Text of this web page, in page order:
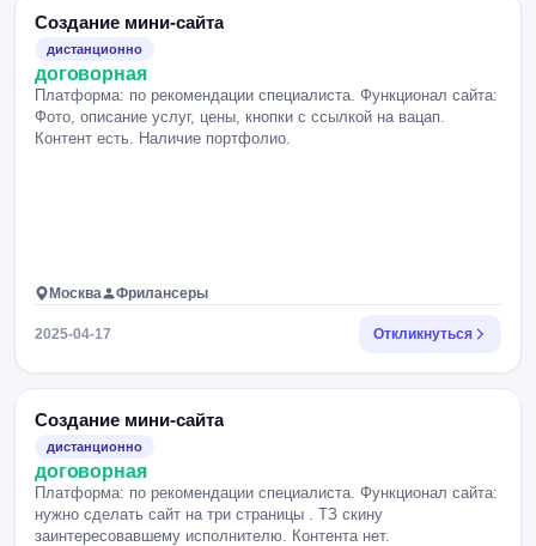
Создание мини-сайта
дистанционно
договорная
Платформа: по рекомендации специалиста. Функционал сайта:
Фото, описание услуг, цены, кнопки с ссылкой на вацап.
Контент есть. Наличие портфолио.
Москва Фрилансеры
2025-04-17 Откликнуться
Создание мини-сайта
дистанционно
договорная
Платформа: по рекомендации специалиста. Функционал сайта:
нужно сделать сайт на три страницы . ТЗ скину
заинтересовавшему исполнителю. Контента нет.